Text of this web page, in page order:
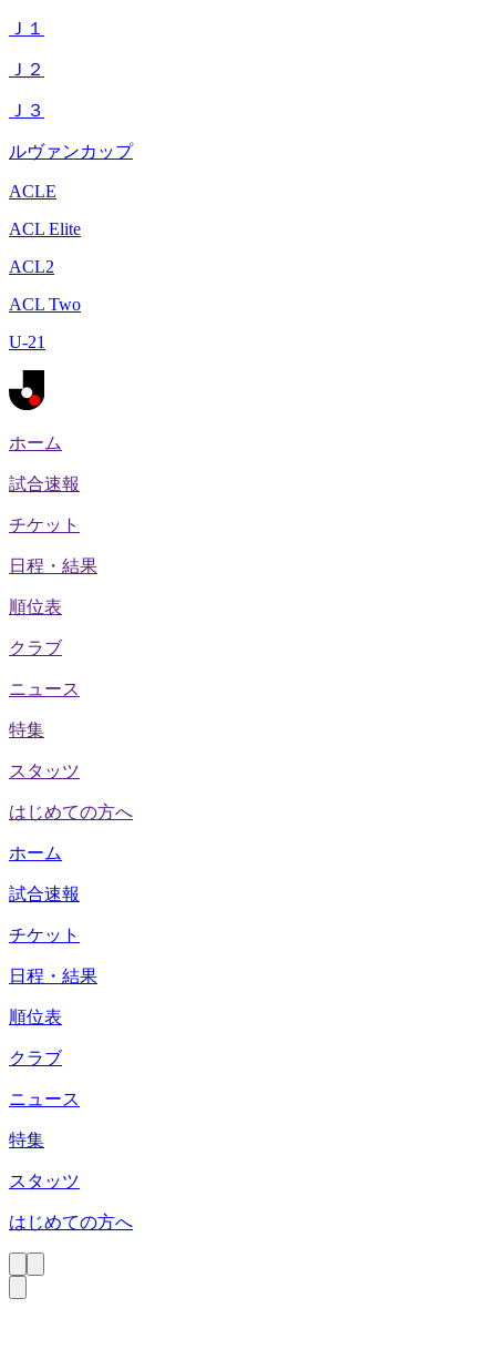
Ｊ１
Ｊ２
Ｊ３
ルヴァンカップ
ACLE
ACL Elite
ACL2
ACL Two
U-21
ホーム
試合速報
チケット
日程・結果
順位表
クラブ
ニュース
特集
スタッツ
はじめての方へ
ホーム
試合速報
チケット
日程・結果
順位表
クラブ
ニュース
特集
スタッツ
はじめての方へ